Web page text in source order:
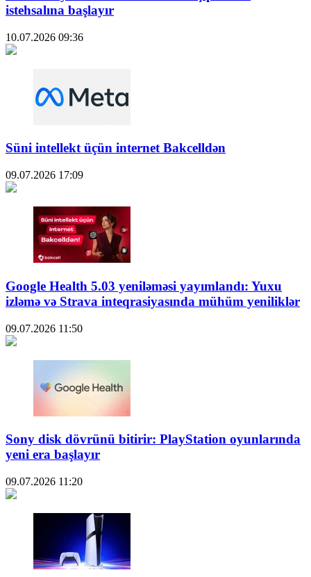
istehsalına başlayır
10.07.2026 09:36
Süni intellekt üçün internet Bakcelldən
09.07.2026 17:09
Google Health 5.03 yeniləməsi yayımlandı: Yuxu
izləmə və Strava inteqrasiyasında mühüm yeniliklər
09.07.2026 11:50
Sony disk dövrünü bitirir: PlayStation oyunlarında
yeni era başlayır
09.07.2026 11:20